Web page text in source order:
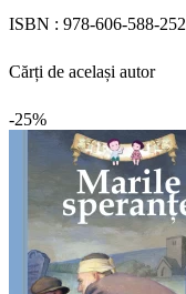
ISBN : 978-606-588-
Cărți de același autor
-25%